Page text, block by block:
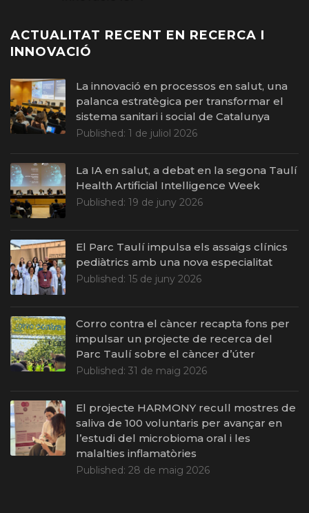
ACTUALITAT RECENT EN RECERCA I
INNOVACIÓ
La innovació en processos en salut, una
palanca estratègica per transformar el
sistema sanitari i social de Catalunya
Published: 1 de juliol 2026
La IA en salut, a debat en la segona Taulí
Health Artificial Intelligence Week
Published: 19 de juny 2026
El Parc Taulí impulsa els assaigs clínics
pediàtrics amb una nova especialitat
Published: 15 de juny 2026
Corro contra el càncer recapta fons per
impulsar un projecte de recerca del
Parc Taulí sobre el càncer d’úter
Published: 31 de maig 2026
El projecte HARMONY recull mostres de
saliva de 100 voluntaris per avançar en
l’estudi del microbioma oral i les
malalties inflamatòries
Published: 28 de maig 2026